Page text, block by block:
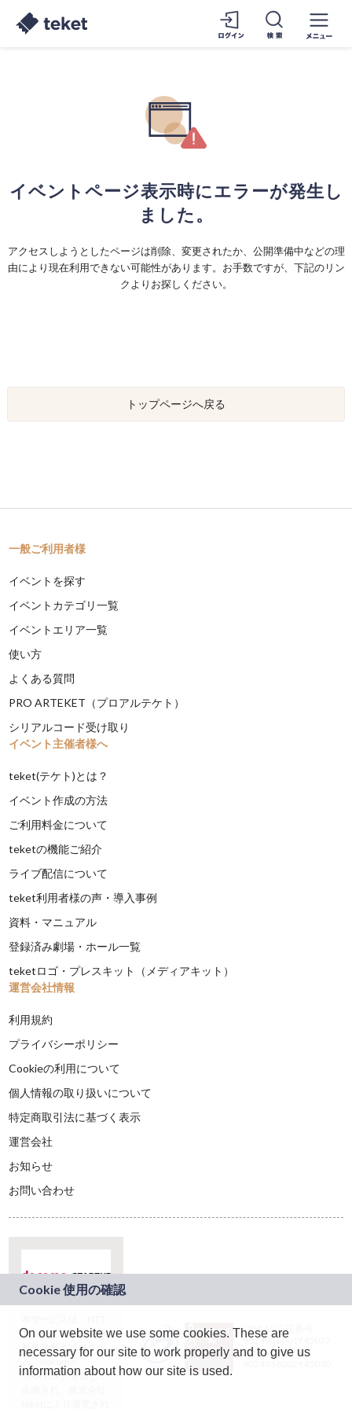
イベントページ表示時にエラーが発生し
ました。
アクセスしようとしたページは削除、変更されたか、公開準備中などの理
由により現在利用できない可能性があります。お手数ですが、下記のリン
クよりお探しください。
トップページへ戻る
一般ご利用者様
イベントを探す
イベントカテゴリ一覧
イベントエリア一覧
使い方
よくある質問
PRO ARTEKET（プロアルテケト）
シリアルコード受け取り
イベント主催者様へ
teket(テケト)とは？
イベント作成の方法
ご利用料金について
teketの機能ご紹介
ライブ配信について
teket利用者様の声・導入事例
資料・マニュアル
登録済み劇場・ホール一覧
teketロゴ・プレスキット（メディアキット）
運営会社情報
利用規約
プライバシーポリシー
Cookieの利用について
個人情報の取り扱いについて
特定商取引法に基づく表示
運営会社
お知らせ
お問い合わせ
ドコモグループの新
規事業創出プログラ
ム「docomo
STARTUP」を通じて
JASRAC許諾番号：
9024936001Y45037
JASRAC許諾番号：
On our website we use some cookies. These are
necessary for our site to work properly and to give us
information about how our site is used.